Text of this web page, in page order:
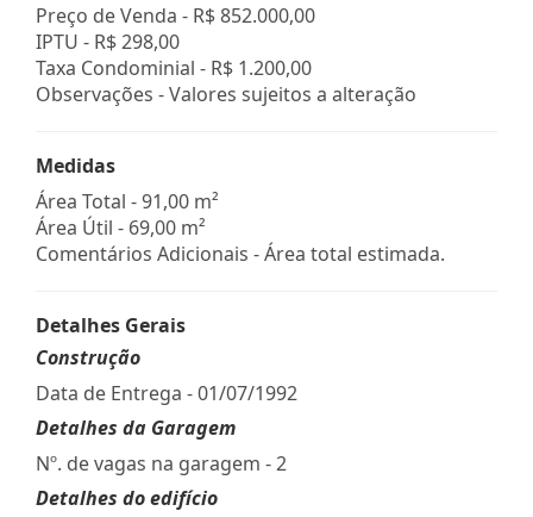
Preço de Venda - R$ 852.000,00
IPTU - R$ 298,00
Taxa Condominial - R$ 1.200,00
Observações - Valores sujeitos a alteração
Medidas
Área Total - 91,00 m²
Área Útil - 69,00 m²
Comentários Adicionais - Área total estimada.
Detalhes Gerais
Construção
Data de Entrega - 01/07/1992
Detalhes da Garagem
Nº. de vagas na garagem - 2
Detalhes do edifício